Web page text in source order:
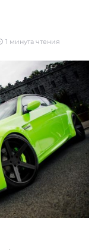
1 минута чтения